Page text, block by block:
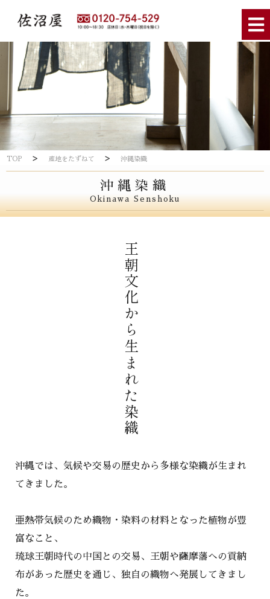
TOP > 産地をたずねて > 沖縄染織
沖縄染織
Okinawa Senshoku
王朝文化から生まれた染織
沖縄では、気候や交易の歴史から多様な染織が生まれ
てきました。
亜熱帯気候のため織物・染料の材料となった植物が豊
富なこと、
琉球王朝時代の中国との交易、王朝や薩摩藩への貢納
布があった歴史を通じ、独自の織物へ発展してきまし
た。